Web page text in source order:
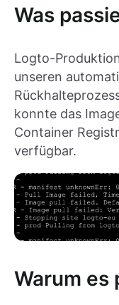
Was
Logto-
unseren
konnte das
Container
verfügbar.
Warum es